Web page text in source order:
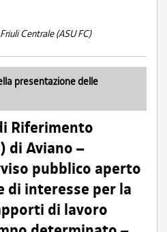
Centrale (ASU FC)
presentazione delle
Riferimento
di Aviano –
pubblico aperto
di interesse per la
di lavoro